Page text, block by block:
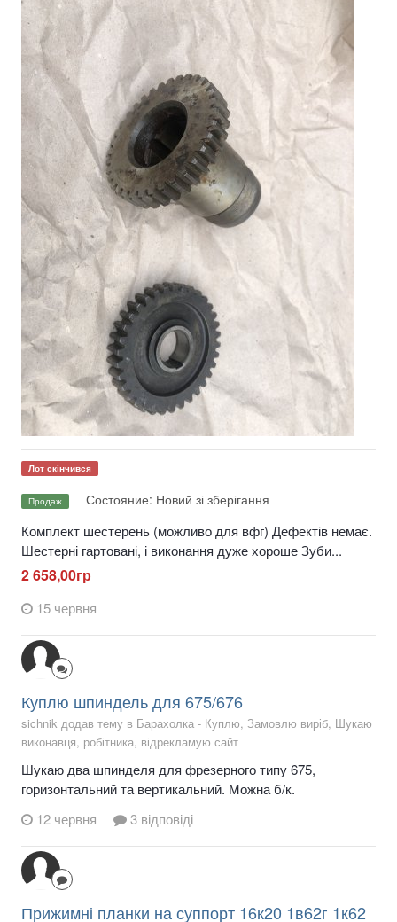
Лот скінчився
Продаж Состояние: Новий зі зберігання
Комплект шестерень (можливо для вфг) Дефектів немає.
Шестерні гартовані, і виконання дуже хороше Зуби...
2 658,00гр
15 червня
Куплю шпиндель для 675/676
sichnik додав тему в Барахолка - Куплю, Замовлю виріб, Шукаю
виконавця, робітника, відрекламую сайт
Шукаю два шпинделя для фрезерного типу 675,
горизонтальний та вертикальний. Можна б/к.
12 червня
3 відповіді
Прижимні планки на суппорт 16к20 1в62г 1к62